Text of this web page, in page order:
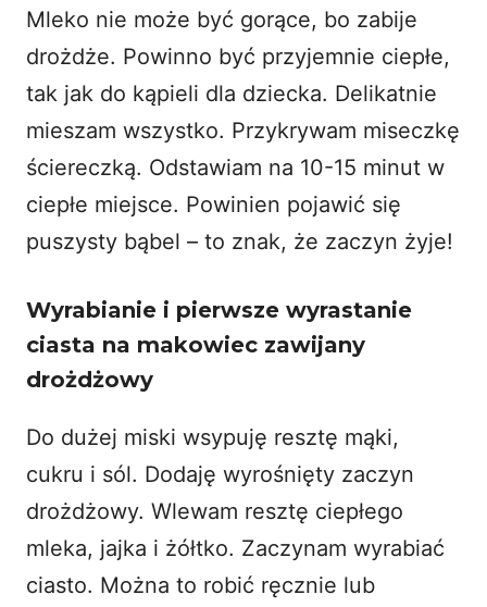
Mleko nie może być gorące, bo zabije
drożdże. Powinno być przyjemnie ciepłe,
tak jak do kąpieli dla dziecka. Delikatnie
mieszam wszystko. Przykrywam miseczkę
ściereczką. Odstawiam na 10-15 minut w
ciepłe miejsce. Powinien pojawić się
puszysty bąbel – to znak, że zaczyn żyje!
Wyrabianie i pierwsze wyrastanie
ciasta na makowiec zawijany
drożdżowy
Do dużej miski wsypuję resztę mąki,
cukru i sól. Dodaję wyrośnięty zaczyn
drożdżowy. Wlewam resztę ciepłego
mleka, jajka i żółtko. Zaczynam wyrabiać
ciasto. Można to robić ręcznie lub